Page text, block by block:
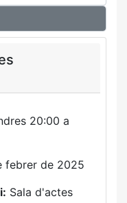
20:00 a
febrer de 2025
Sala d'actes